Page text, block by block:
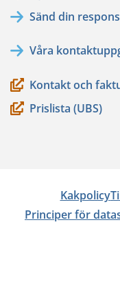
Sänd din
Våra
Kontakt och
Prislista (UBS)
Kakpolicy
Principer för